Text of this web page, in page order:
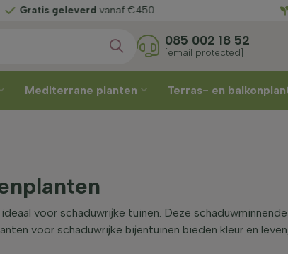
Gratis geleverd
085 002 18 52
[email protected]
Mediterrane planten Terras- en
voor schaduwrijke tuinen. Deze
voor schaduwrijke bijentuinen bieden kleur en